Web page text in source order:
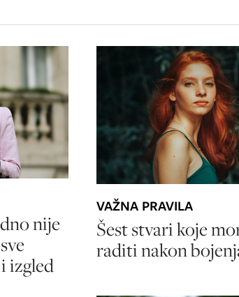
nije
izgled
VAŽNA PRAVILA
Šest stvari koje
raditi nakon